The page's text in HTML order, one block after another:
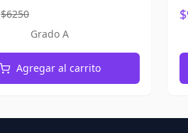
$6250
Grado A
Agregar al carrito